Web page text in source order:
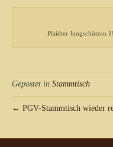
Plaidter Jungschützen
Gepostet in Stammtisch
← PGV-Stammtisch wieder